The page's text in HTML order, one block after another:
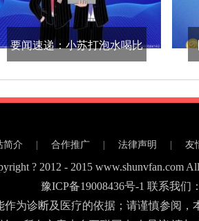
要闻速递：小苏打泡水喝比
例是多少 苏打水一天喝多少
简介 合作推广 法律声明 友
? 2012 - 2015 www.shunvfan.com
豫ICP备19008436号-1 联系我们
为诊断及医疗的依据；请谨慎参阅